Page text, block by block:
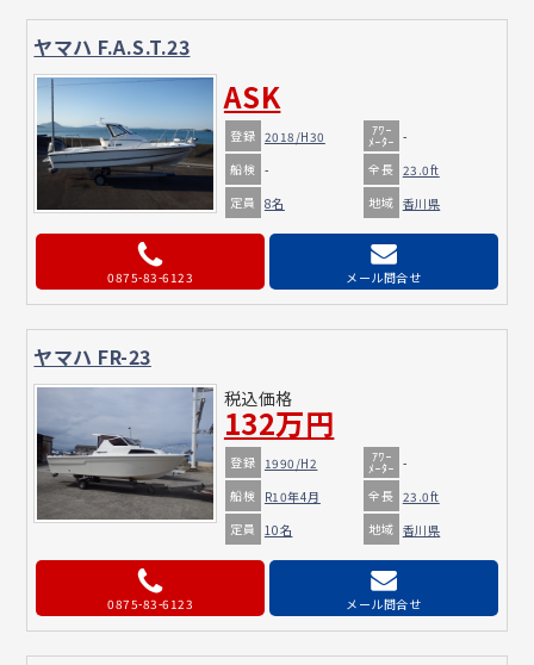
ヤマハ F.A.S.T.23
ASK
登録 2018/H30 ｱﾜｰ
ﾒｰﾀｰ -
船検 - 全長 23.0ft
定員 8名 地域 香川県
0875-83-6123 メール問合せ
ヤマハ FR-23
税込価格
132万円
登録 1990/H2 ｱﾜｰ
ﾒｰﾀｰ -
船検
R10年4月 全長 23.0ft
定員 10名 地域 香川県
0875-83-6123 メール問合せ